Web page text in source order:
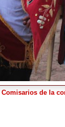
de la